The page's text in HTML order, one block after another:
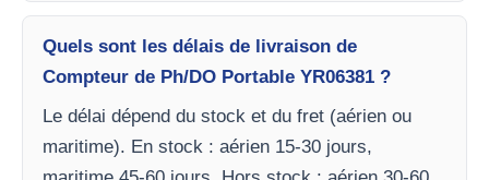
Quels sont les délais de livraison de
Compteur de Ph/DO Portable YR06381 ?
Le délai dépend du stock et du fret (aérien ou
maritime). En stock : aérien 15-30 jours,